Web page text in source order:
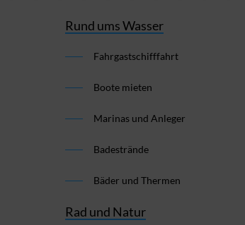
Rund ums Wasser
Fahrgastschifffahrt
Boote mieten
Marinas und Anleger
Badestrände
Bäder und Thermen
Rad und Natur